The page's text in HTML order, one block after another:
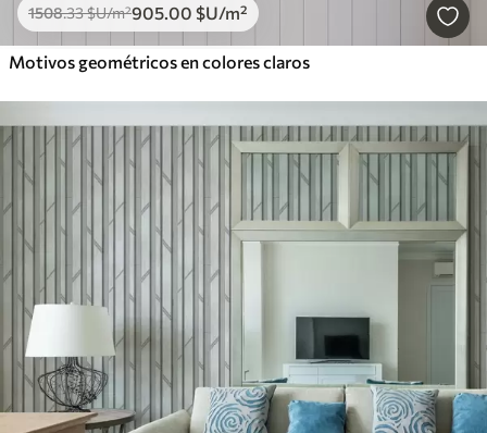
1508.33$U/m²905.00 $U/m²
Motivos geométricos en colores claros